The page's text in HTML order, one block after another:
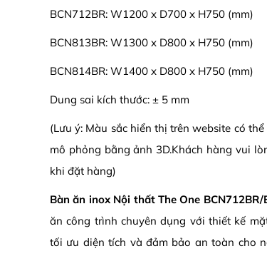
BCN712BR: W1200 x D700 x H750 (mm)
BCN813BR: W1300 x D800 x H750 (mm)
BCN814BR: W1400 x D800 x H750 (mm)
Dung sai kích thước: ± 5 mm
(Lưu ý: Màu sắc hiển thị trên website có
mô phỏng bằng ảnh 3D.Khách hàng vui
khi đặt hàng)
Bàn ăn inox Nội thất The One BCN712BR/
ăn công trình chuyên dụng với thiết kế
tối ưu diện tích và đảm bảo an toàn cho